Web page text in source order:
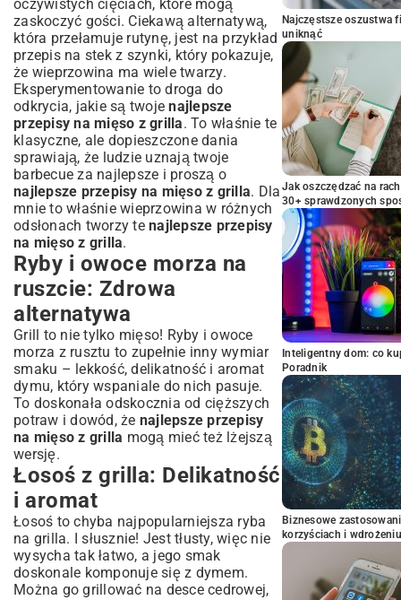
oczywistych cięciach, które mogą
zaskoczyć gości. Ciekawą alternatywą,
która przełamuje rutynę, jest na przykład
przepis na stek z szynki, który pokazuje,
że wieprzowina ma wiele twarzy.
Eksperymentowanie to droga do
odkrycia, jakie są twojenajlepsze
przepisy na mięso z grilla. To właśnie te
klasyczne, ale dopieszczone dania
sprawiają, że ludzie uznają twoje
barbecue za najlepsze i proszą o
najlepsze przepisy na mięso z grilla. Dla
mnie to właśnie wieprzowina w różnych
odsłonach tworzy te najlepsze przepisy
na mięso z grilla.
Ryby i owoce morza na
ruszcie: Zdrowa
alternatywa
Grill to nie tylko mięso! Ryby i owoce
morza z rusztu to zupełnie inny wymiar
smaku – lekkość, delikatność i aromat
dymu, który wspaniale do nich pasuje.
To doskonała odskocznia od cięższych
potraw i dowód, że najlepsze przepisy
na mięso z grilla mogą mieć też lżejszą
wersję.
Łosoś z grilla: Delikatność
i aromat
Łosoś to chyba najpopularniejsza ryba
na grilla. I słusznie! Jest tłusty, więc nie
wysycha tak łatwo, a jego smak
doskonale komponuje się z dymem.
Można go grillować na desce cedrowej,
Najczęstsze oszustwa
uniknąć
Jak oszczędzać na
30+ sprawdzonych
Inteligentny dom: co
Poradnik
Biznesowe
korzyściach i wdrożeniu